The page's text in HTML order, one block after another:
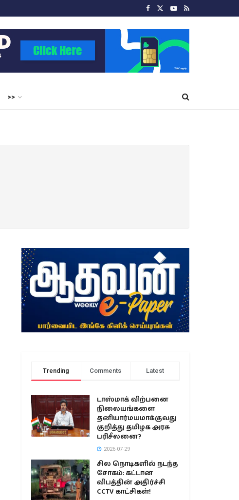
>>
Trending Comments Latest
டாஸ்மாக் விற்பனை
நிலையங்களை
தனியார்மயமாக்குவது
குறித்து தமிழக அரசு
பரிசீலனை?
2026-07-29
சில நொடிகளில் நடந்த
சோகம்: கட்டான
விபத்தின் அதிர்ச்சி
CCTV காட்சிகள்!